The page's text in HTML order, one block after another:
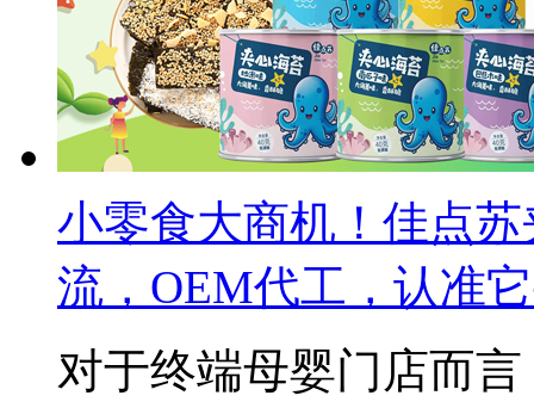
小零食大商机！佳点
流，OEM代工，认准
对于终端母婴门店而